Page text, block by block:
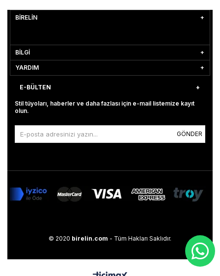
BİRELİN
BİLGİ
YARDIM
E-BÜLTEN
Stil tüyoları, haberler ve daha fazlası için e-mail listemize kayıt
olun.
GÖNDER
© 2020 birelin.com - Tüm Hakları Saklıdır.